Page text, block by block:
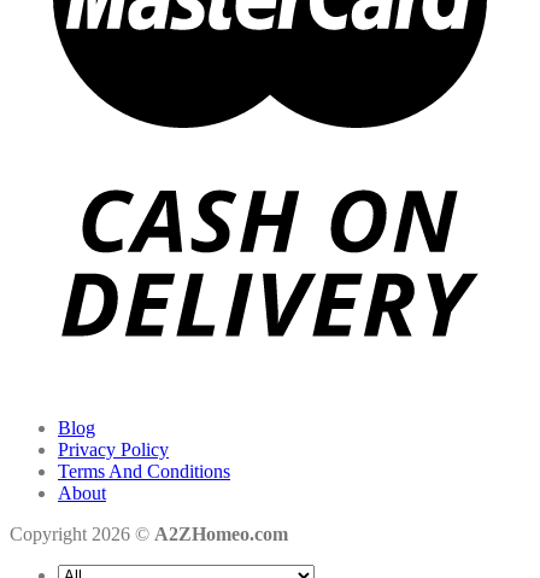
Blog
Privacy Policy
Terms And Conditions
About
Copyright 2026 © A2ZHomeo.com